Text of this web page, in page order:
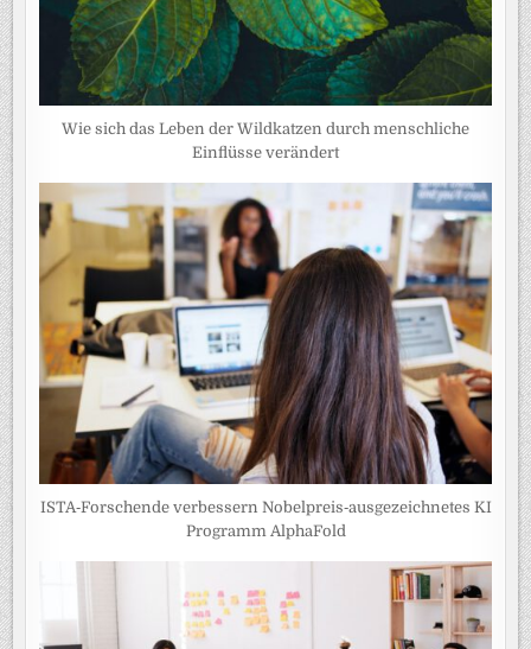
Wie sich das Leben der Wildkatzen durch menschliche
Einflüsse verändert
ISTA‑Forschende verbessern Nobelpreis‑ausgezeichnetes KI
Programm AlphaFold